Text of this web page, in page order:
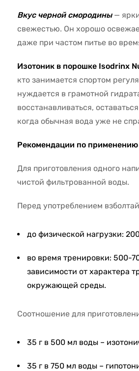
Вкус черной смородины—
свежестью. Он хорошо
даже при частом питье во
Изотоник в порошке Isodrinx
кто занимается спортом
нуждается в грамотной
восстанавливаться,
когда обычная вода уже не
Рекомендации по применению
Для приготовления одного
чистой фильтрованной воды.
Перед употреблением
до физической нагрузки:
во время тренировки: 500-
зависимости от характера
окружающей среды.
Соотношение для
35 г в 500 мл воды –
35 г в 750 мл воды –